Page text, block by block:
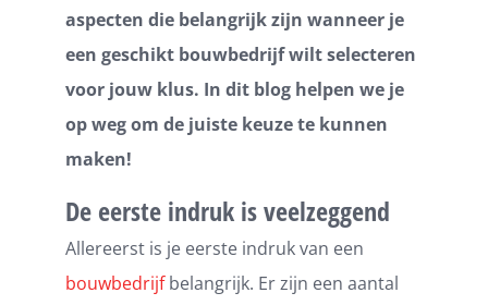
aspecten die belangrijk zijn wanneer je
een geschikt bouwbedrijf wilt selecteren
voor jouw klus. In dit blog helpen we je
op weg om de juiste keuze te kunnen
maken!
De eerste indruk is veelzeggend
Allereerst is je eerste indruk van een
bouwbedrijfbelangrijk. Er zijn een aantal